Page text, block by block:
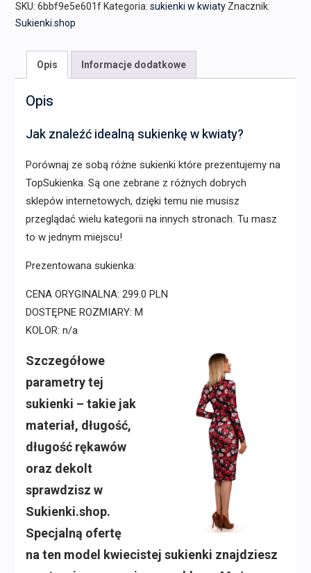
SKU: 6bbf9e5e601f Kategoria: sukienki w kwiaty Znacznik:
Sukienki.shop
Opis Informacje dodatkowe
Opis
Jak znaleźć idealną sukienkę w kwiaty?
Porównaj ze sobą różne sukienki które prezentujemy na
TopSukienka. Są one zebrane z różnych dobrych
sklepów internetowych, dzięki temu nie musisz
przeglądać wielu kategorii na innych stronach. Tu masz
to w jednym miejscu!
Prezentowana sukienka:
CENA ORYGINALNA: 299.0 PLN
DOSTĘPNE ROZMIARY: M
KOLOR: n/a
Szczegółowe
parametry tej
sukienki – takie jak
materiał, długość,
długość rękawów
oraz dekolt
sprawdzisz w
Sukienki.shop.
Specjalną ofertę
na ten model kwiecistej sukienki znajdziesz